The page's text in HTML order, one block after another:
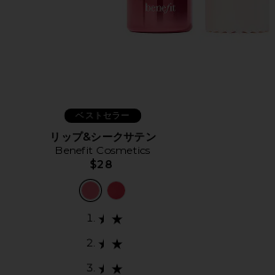
ベストセラー
リップ&シークサテン
Benefit Cosmetics
$28